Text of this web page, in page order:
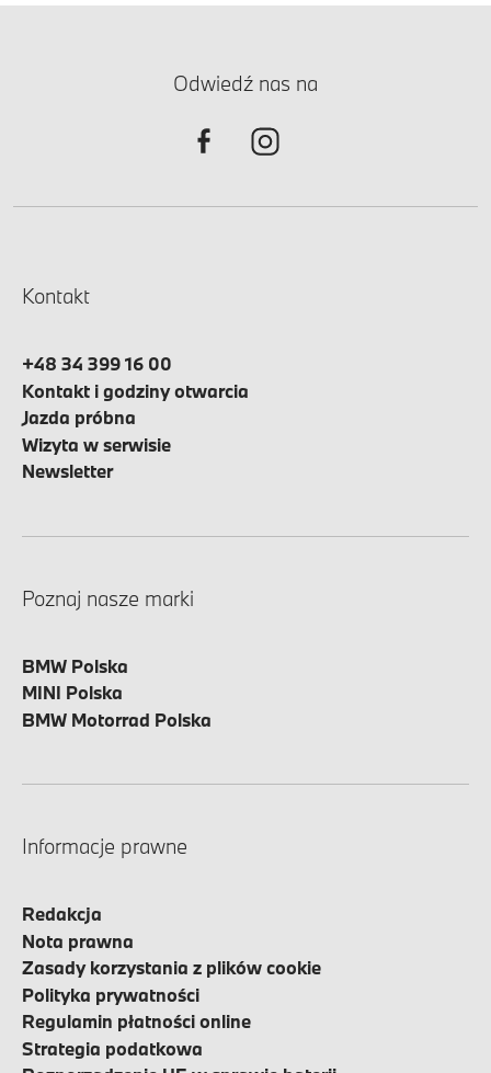
Odwiedź nas na
Kontakt
+48 34 399 16 00
Kontakt i godziny otwarcia
Jazda próbna
Wizyta w serwisie
Newsletter
Poznaj nasze marki
BMW Polska
MINI Polska
BMW Motorrad Polska
Informacje prawne
Redakcja
Nota prawna
Zasady korzystania z plików cookie
Polityka prywatności
Regulamin płatności online
Strategia podatkowa